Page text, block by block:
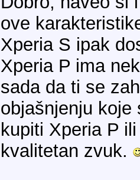
ove
Xperia S ipak
Xperia P ima
sada da ti se
objašnjenju koje
kupiti Xperia P
kvalitetan zvuk.